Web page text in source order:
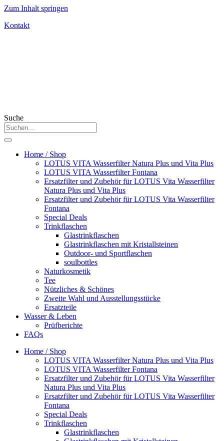
Zum Inhalt springen
Kontakt
Suche
Home / Shop
LOTUS VITA Wasserfilter Natura Plus und Vita Plus
LOTUS VITA Wasserfilter Fontana
Ersatzfilter und Zubehör für LOTUS Vita Wasserfilter
Natura Plus und Vita Plus
Ersatzfilter und Zubehör für LOTUS Vita Wasserfilter
Fontana
Special Deals
Trinkflaschen
Glastrinkflaschen
Glastrinkflaschen mit Kristallsteinen
Outdoor- und Sportflaschen
soulbottles
Naturkosmetik
Tee
Nützliches & Schönes
Zweite Wahl und Ausstellungsstücke
Ersatzteile
Wasser & Leben
Prüfberichte
FAQs
Home / Shop
LOTUS VITA Wasserfilter Natura Plus und Vita Plus
LOTUS VITA Wasserfilter Fontana
Ersatzfilter und Zubehör für LOTUS Vita Wasserfilter
Natura Plus und Vita Plus
Ersatzfilter und Zubehör für LOTUS Vita Wasserfilter
Fontana
Special Deals
Trinkflaschen
Glastrinkflaschen